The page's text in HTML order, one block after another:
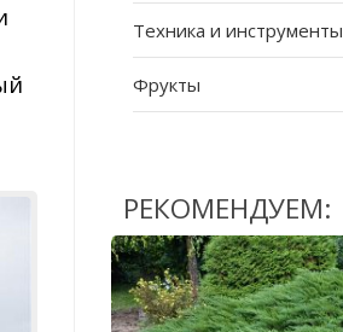
Техника и инструменты
Фрукты
РЕКОМЕНДУЕМ: